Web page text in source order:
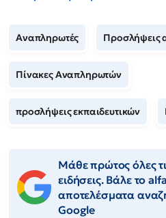
Αναπληρωτές Προσλήψεις
Πίνακες Αναπληρωτών
προσλήψεις εκπαιδευτικών
Μάθε πρώτος όλες
ειδήσεις. Βάλε το
αποτελέσματα
Google